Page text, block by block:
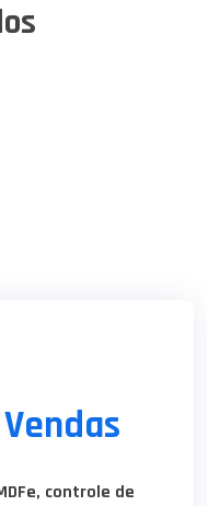
controle de